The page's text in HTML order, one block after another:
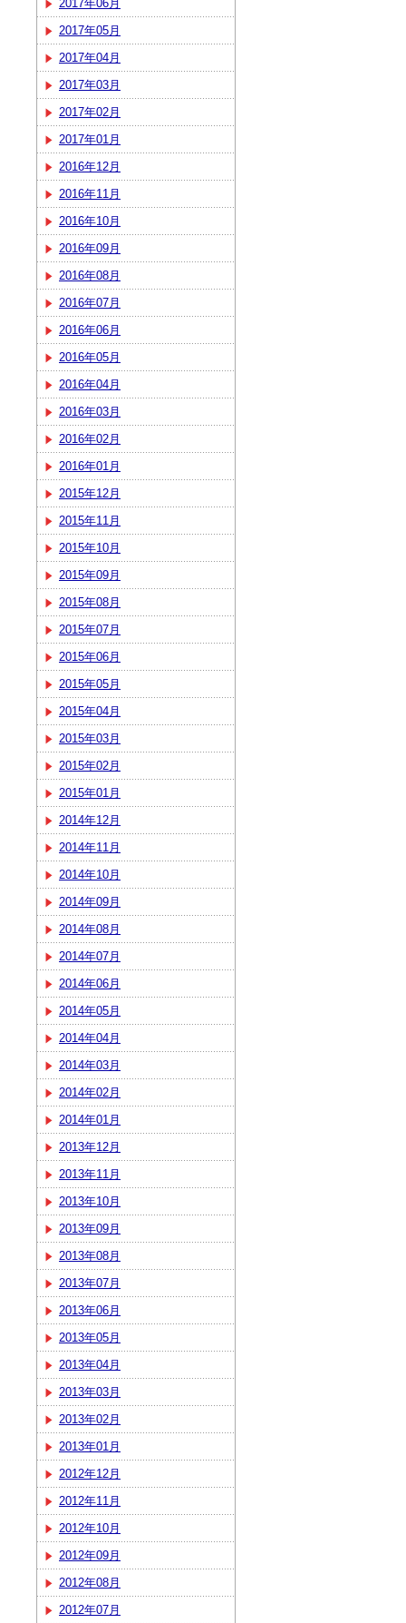
2017年06月
2017年05月
2017年04月
2017年03月
2017年02月
2017年01月
2016年12月
2016年11月
2016年10月
2016年09月
2016年08月
2016年07月
2016年06月
2016年05月
2016年04月
2016年03月
2016年02月
2016年01月
2015年12月
2015年11月
2015年10月
2015年09月
2015年08月
2015年07月
2015年06月
2015年05月
2015年04月
2015年03月
2015年02月
2015年01月
2014年12月
2014年11月
2014年10月
2014年09月
2014年08月
2014年07月
2014年06月
2014年05月
2014年04月
2014年03月
2014年02月
2014年01月
2013年12月
2013年11月
2013年10月
2013年09月
2013年08月
2013年07月
2013年06月
2013年05月
2013年04月
2013年03月
2013年02月
2013年01月
2012年12月
2012年11月
2012年10月
2012年09月
2012年08月
2012年07月